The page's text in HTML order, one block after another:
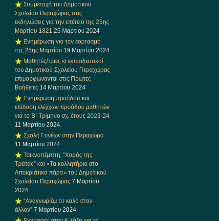
Συμμετοχή του Δημοτικού
Σχολείου Περαχώρας στις
εκδηλώσεις για την επέτειο της 25ης
Μαρτίου 1821 25 Μαρτίου 2024
Ενημέρωση για τον εορτασμό
της 25ης Μαρτίου 19 Μαρτίου 2024
Μαθητές/τριες κι εκπαιδευτικοί
του Δημοτικού Σχολείου Περαχώρας
επιμορφώνονται στις Πρώτες
Βοήθειες 14 Μαρτίου 2024
Ενημέρωση προόδου και
επίδοση ελέγχων προόδου μαθητών
για το Β΄ Τρίμηνο σχ. έτους 2023-24
11 Μαρτίου 2024
Σχολή Γονέων στην Περαχώρα
11 Μαρτίου 2024
Τσικνοπέμπτη, “Χορός της
Τράτας” και «Τα κολλητήρια στο
Αποκριάτικο πάρτι» του Δημοτικού
Σχολείου Περαχώρας 7 Μαρτίου
2024
“Αναγνωρίζω το καλό στον
άλλον” 7 Μαρτίου 2024